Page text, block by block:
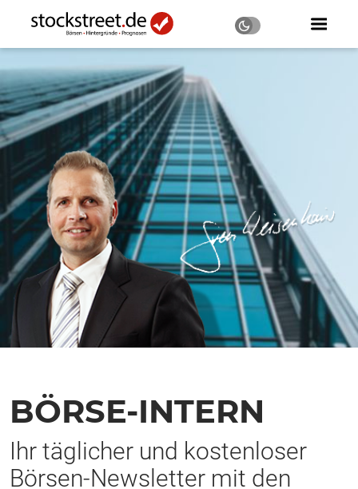
BÖRSE-INTERN
Ihr täglicher und kostenloser
Börsen-Newsletter mit den